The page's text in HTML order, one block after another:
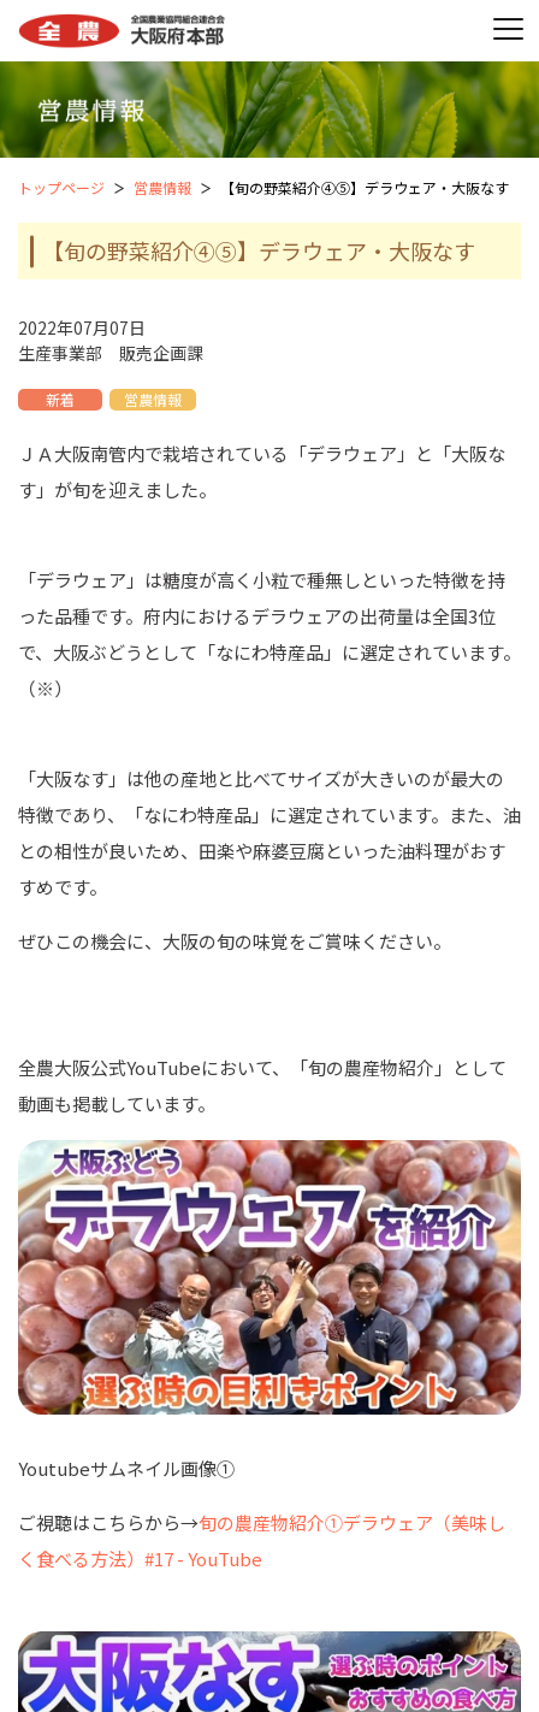
トップページ 営農情報 【旬の野菜紹介④⑤】デラウェア・大阪なす
【旬の野菜紹介④⑤】デラウェア・大阪なす
2022年07月07日
生産事業部 販売企画課
新着 営農情報
ＪＡ大阪南管内で栽培されている「デラウェア」と「大阪な
す」が旬を迎えました。
「デラウェア」は糖度が高く小粒で種無しといった特徴を持
った品種です。府内におけるデラウェアの出荷量は全国3位
で、大阪ぶどうとして「なにわ特産品」に選定されています。
（※）
「大阪なす」は他の産地と比べてサイズが大きいのが最大の
特徴であり、「なにわ特産品」に選定されています。また、油
との相性が良いため、田楽や麻婆豆腐といった油料理がおす
すめです。
ぜひこの機会に、大阪の旬の味覚をご賞味ください。
全農大阪公式YouTubeにおいて、「旬の農産物紹介」として
動画も掲載しています。
Youtubeサムネイル画像①
ご視聴はこちらから→旬の農産物紹介①デラウェア（美味し
く食べる方法）#17 - YouTube